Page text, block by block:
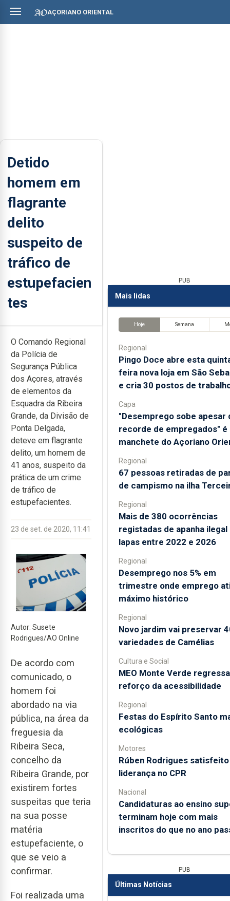
AÇORIANO ORIENTAL
Detido
homem em
flagrante
delito
suspeito de
tráfico de
estupefacien
tes
O Comando Regional
da Polícia de
Segurança Pública
dos Açores, através
de elementos da
Esquadra da Ribeira
Grande, da Divisão de
Ponta Delgada,
deteve em flagrante
delito, um homem de
41 anos, suspeito da
prática de um crime
de tráfico de
estupefacientes.
23 de set. de 2020, 11:41
Autor: Susete
Rodrigues/AO Online
De acordo com
comunicado, o
homem foi
abordado na via
pública, na área da
freguesia da
Ribeira Seca,
concelho da
Ribeira Grande, por
existirem fortes
suspeitas que teria
na sua posse
matéria
estupefaciente, o
que se veio a
confirmar.
Foi realizada uma
PUB
Mais lidas
Hoje Semana
Regional
Pingo Doce abre esta
feira nova loja em São
e cria 30 postos de
Capa
"Desemprego sobe apesar
recorde de empregados" é
manchete do Açoriano
Regional
67 pessoas retiradas de
de campismo na ilha
Regional
Mais de 380 ocorrências
registadas de apanha ilegal
lapas entre 2022 e 2026
Regional
Desemprego nos 5% em
trimestre onde emprego
máximo histórico
Regional
Novo jardim vai preservar
variedades de Camélias
Cultura e Social
MEO Monte Verde
reforço da acessibilidade
Regional
Festas do Espírito Santo
ecológicas
Motores
Rúben Rodrigues
liderança no CPR
Nacional
Candidaturas ao ensino
terminam hoje com mais
inscritos do que no ano
PUB
Últimas Notícias